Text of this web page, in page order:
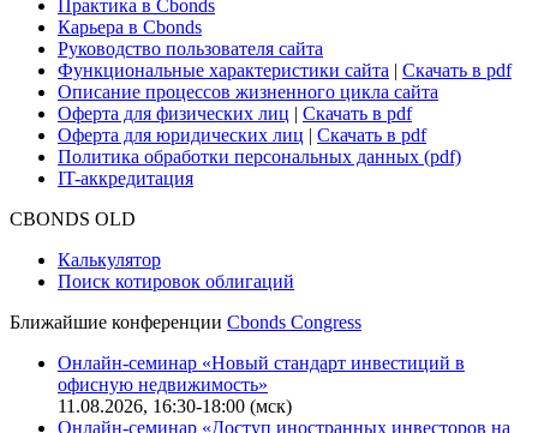
Для клиентов
О нас
Безопасность проведения платежей
Практика в Cbonds
Карьера в Cbonds
Руководство пользователя сайта
Функциональные характеристики сайта|Скачать в pdf
Описание процессов жизненного цикла сайта
Оферта для физических лиц
Оферта для юридических лиц
IT-аккредитация
Поиск котировок облигаций
Ближайшие конференцииCbonds Congress